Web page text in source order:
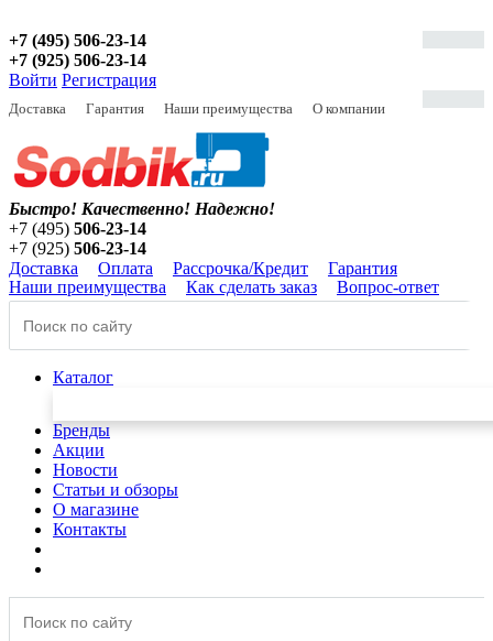
+7 (495) 506-23-14
+7 (925) 506-23-14
Войти Регистрация
Доставка Гарантия Наши преимущества О компании
Быстро! Качественно! Надежно!
+7 (495) 506-23-14
+7 (925) 506-23-14
Доставка
Оплата Рассрочка/Кредит
Гарантия
Наши преимущества
Как сделать заказ Вопрос-ответ
Каталог
Бренды
Акции
Новости
Статьи и обзоры
О магазине
Контакты